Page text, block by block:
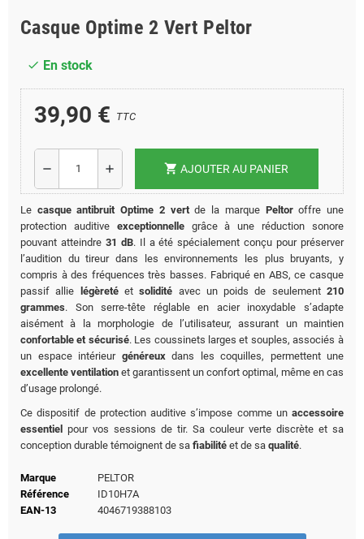
Casque Optime 2 Vert Peltor
check En stock
39,90 € TTC
remove add shopping_cart AJOUTER AU PANIER
Le casque antibruit Optime 2 vertde la marque Peltoroffre une
protection auditive exceptionnellegrâce à une réduction sonore
pouvant atteindre 31 dB. Il a été spécialement conçu pour préserver
l’audition du tireur dans les environnements les plus bruyants, y
compris à des fréquences très basses. Fabriqué en ABS, ce casque
passif allie
légèretéetsolidité avec un poids de seulement210
grammes. Son serre-tête réglable en acier inoxydable s’adapte
aisément à la morphologie de l’utilisateur, assurant un maintien
confortable et sécurisé. Les coussinets larges et souples, associés à
un espace intérieur généreuxdans les coquilles, permettent une
excellente ventilation et garantissent un confort optimal, même en cas
d’usage prolongé.
Ce dispositif de protection auditive s’impose comme un accessoire
essentiel
pour vos sessions de tir. Sa couleur verte discrète et sa
conception durable témoignent de sa fiabilité et de sa qualité.
Marque
PELTOR
Référence
ID10H7A
EAN-13
4046719388103